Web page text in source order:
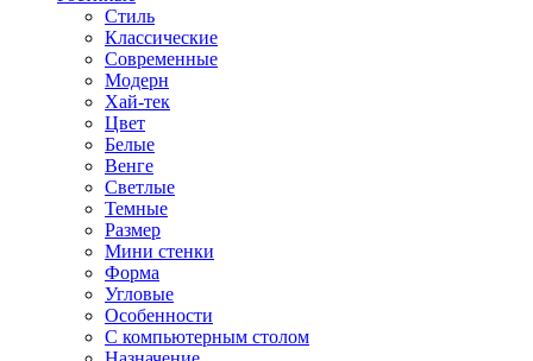
Стиль
Классические
Современные
Модерн
Хай-тек
Цвет
Белые
Венге
Светлые
Темные
Размер
Мини стенки
Форма
Угловые
Особенности
С компьютерным столом